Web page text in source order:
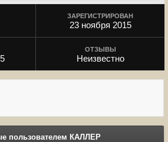
ЗАРЕГИСТРИРОВАН
23 ноября 2015
ОТЗЫВЫ
Неизвестно
пользователем КАЛЛЕР